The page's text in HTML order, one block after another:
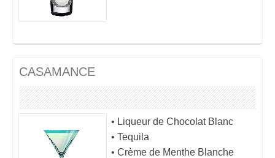
CASAMANCE
• Liqueur de Chocolat Blanc
• Tequila
• Crème de Menthe Blanche